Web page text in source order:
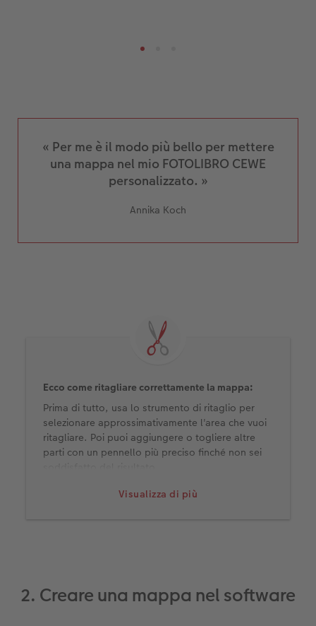
« Per me è il modo più bello per mettere
una mappa nel mio FOTOLIBRO CEWE
personalizzato. »
Annika Koch
Visualizza di più
Ecco come ritagliare correttamente la mappa:
Prima di tutto, usa lo strumento di ritaglio per
selezionare approssimativamente l'area che vuoi
ritagliare. Poi puoi aggiungere o togliere altre
parti con un pennello più preciso finché non sei
2. Creare una mappa nel software